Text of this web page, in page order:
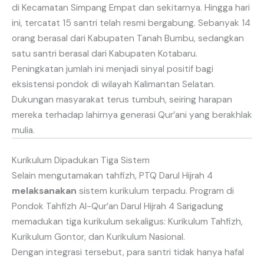
di Kecamatan Simpang Empat dan sekitarnya. Hingga hari
ini, tercatat 15 santri telah resmi bergabung. Sebanyak 14
orang berasal dari Kabupaten Tanah Bumbu, sedangkan
satu santri berasal dari Kabupaten Kotabaru.
Peningkatan jumlah ini menjadi sinyal positif bagi
eksistensi pondok di wilayah Kalimantan Selatan.
Dukungan masyarakat terus tumbuh, seiring harapan
mereka terhadap lahirnya generasi Qur’ani yang berakhlak
mulia.
Kurikulum Dipadukan Tiga Sistem
Selain mengutamakan tahfizh, PTQ Darul Hijrah 4
melaksanakan sistem kurikulum terpadu. Program di
Pondok Tahfizh Al-Qur’an Darul Hijrah 4 Sarigadung
memadukan tiga kurikulum sekaligus: Kurikulum Tahfizh,
Kurikulum Gontor, dan Kurikulum Nasional.
Dengan integrasi tersebut, para santri tidak hanya hafal